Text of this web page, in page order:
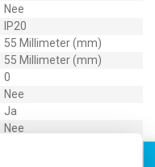
Nee
IP20
55 Millimeter (mm)
55 Millimeter (mm)
0
Nee
Ja
Nee